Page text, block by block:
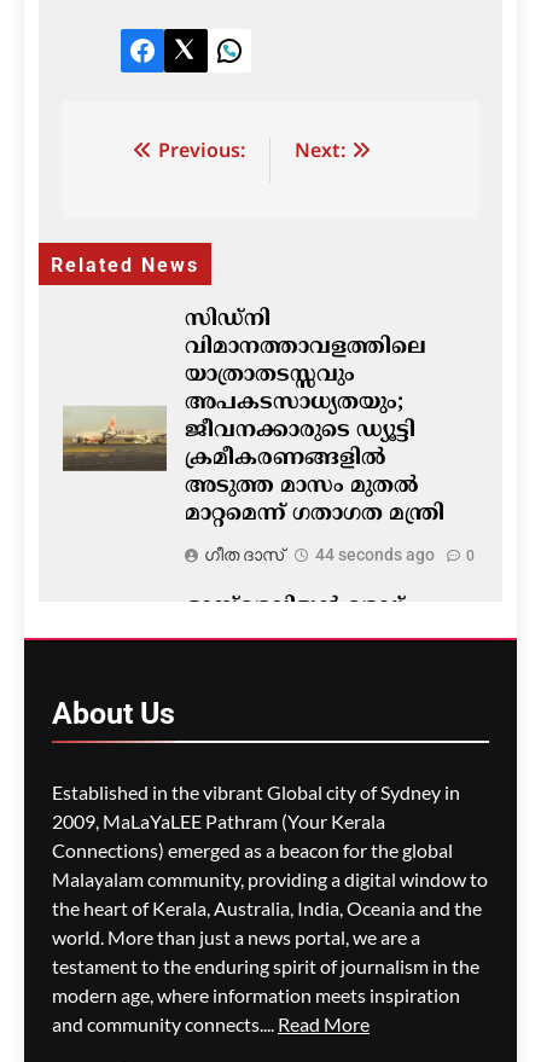
Facebook
TwitterLinkedIn
Post Previous: Next:
Related News
സിഡ്നി
വിമാനത്താവളത്തിലെ
യാത്രാതടസ്സവും
അപകടസാധ്യതയും;
ജീവനക്കാരുടെ ഡ്യൂട്ടി
ക്രമീകരണങ്ങളിൽ
അടുത്ത മാസം മുതൽ
മാറ്റമെന്ന് ഗതാഗത മന്ത്രി
ഗീത ദാസ്‌ 44 seconds ago 0
ഓസ്‌ട്രേലിയൻ ട്രേഡ്
യൂണിയൻ മൂവ്‌മെന്റ്
പ്രിൻസസ് ഹൈവേയിൽ
കൂറ്റൻ കുഴി- മുപ്പതോളം
വാഹനങ്ങളുടെ ടയറുകൾ
തകർന്നു; വൻ
ഗതാഗതക്കുരുക്കും
പ്രതിഷേധവും
About Us
Established in the vibrant Global city of Sydney in
2009, MaLaYaLEE Pathram (Your Kerala
Connections) emerged as a beacon for the global
Malayalam community, providing a digital window to
the heart of Kerala, Australia, India, Oceania and the
world. More than just a news portal, we are a
testament to the enduring spirit of journalism in the
modern age, where information meets inspiration
and community connects.... Read More